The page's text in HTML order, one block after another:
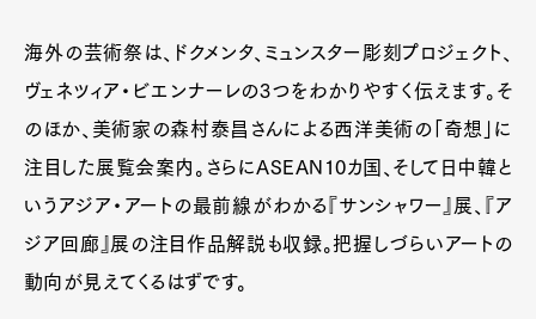
海外の芸術祭は、ドクメンタ、ミュンスター彫刻プロジェクト、
ヴェネツィア・ビエンナーレの3つをわかりやすく伝えます。そ
のほか、美術家の森村泰昌さんによる西洋美術の「奇想」に
注目した展覧会案内。さらにASEAN10カ国、そして日中韓と
いうアジア・アートの最前線がわかる『サンシャワー』展、『ア
ジア回廊』展の注目作品解説も収録。把握しづらいアートの
動向が見えてくるはずです。